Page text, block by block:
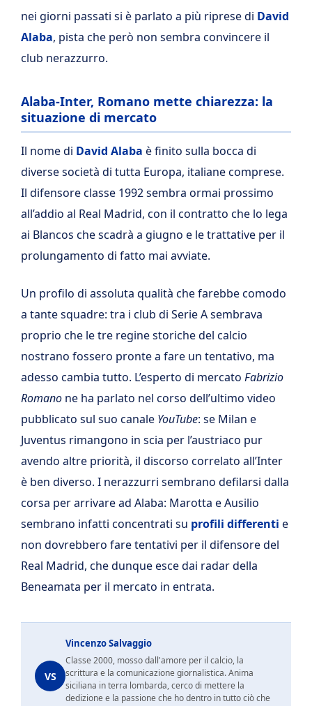
nei giorni passati si è parlato a più riprese di David
Alaba, pista che però non sembra convincere il
club nerazzurro.
Alaba-Inter, Romano mette chiarezza: la
situazione di mercato
Il nome di David Alaba è finito sulla bocca di
diverse società di tutta Europa, italiane comprese.
Il difensore classe 1992 sembra ormai prossimo
all’addio al Real Madrid, con il contratto che lo lega
ai Blancos che scadrà a giugno e le trattative per il
prolungamento di fatto mai avviate.
Un profilo di assoluta qualità che farebbe comodo
a tante squadre: tra i club di Serie A sembrava
proprio che le tre regine storiche del calcio
nostrano fossero pronte a fare un tentativo, ma
adesso cambia tutto. L’esperto di mercato Fabrizio
Romano ne ha parlato nel corso dell’ultimo video
pubblicato sul suo canale YouTube: se Milan e
Juventus rimangono in scia per l’austriaco pur
avendo altre priorità, il discorso correlato all’Inter
è ben diverso. I nerazzurri sembrano defilarsi dalla
corsa per arrivare ad Alaba: Marotta e Ausilio
sembrano infatti concentrati su profili differenti e
non dovrebbero fare tentativi per il difensore del
Real Madrid, che dunque esce dai radar della
Beneamata per il mercato in entrata.
VS
Vincenzo Salvaggio
Classe 2000, mosso dall'amore per il calcio, la
scrittura e la comunicazione giornalistica. Anima
siciliana in terra lombarda, cerco di mettere la
dedizione e la passione che ho dentro in tutto ciò che